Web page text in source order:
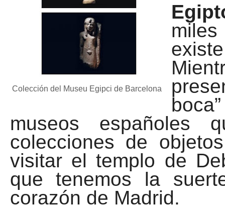
Colección del Museu Egipci de Barcelona
miles
museos españoles
colecciones de
visitar el templo de
que tenemos la
corazón de Madrid.